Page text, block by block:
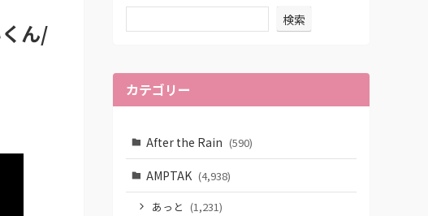
ん/
検索
カテゴリー
After the Rain (590)
AMPTAK (4,938)
あっと (1,231)